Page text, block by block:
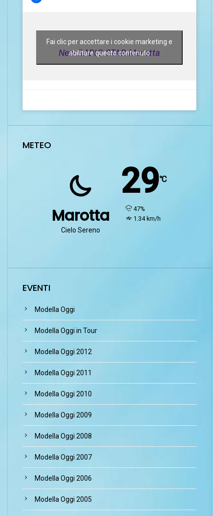
New RADIO STAR Marotta
Fai clic per accettare i cookie marketing e
abilitare questo contenuto
METEO
Marotta
Cielo Sereno
29℃
humidity:
47%
wind:
1.34 km/h
EVENTI
Modella Oggi
Modella Oggi in Tour
Modella Oggi 2012
Modella Oggi 2011
Modella Oggi 2010
Modella Oggi 2009
Modella Oggi 2008
Modella Oggi 2007
Modella Oggi 2006
Modella Oggi 2005